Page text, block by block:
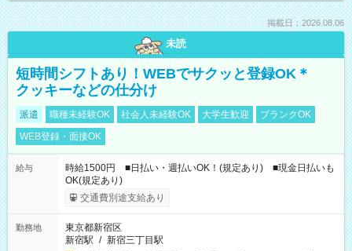
掲載日：2026.08.06
未読
短時間シフトあり！WEBでサクッと登録OK＊
クッキーなどの仕分け
派遣 職種未経験OK 社会人未経験OK 大学生歓迎
ブランクOK
WEB登録・面接OK
給与
時給1500円 ■日払い・週払いOK！(規定あり) ■現金日払いも
OK(規定あり)
交通費別途支給あり
勤務地
東京都新宿区
新宿駅 / 新宿三丁目駅